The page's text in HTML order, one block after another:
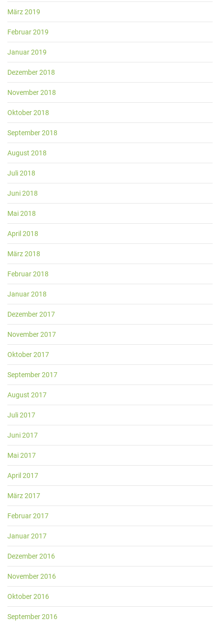
März 2019
Februar 2019
Januar 2019
Dezember 2018
November 2018
Oktober 2018
September 2018
August 2018
Juli 2018
Juni 2018
Mai 2018
April 2018
März 2018
Februar 2018
Januar 2018
Dezember 2017
November 2017
Oktober 2017
September 2017
August 2017
Juli 2017
Juni 2017
Mai 2017
April 2017
März 2017
Februar 2017
Januar 2017
Dezember 2016
November 2016
Oktober 2016
September 2016